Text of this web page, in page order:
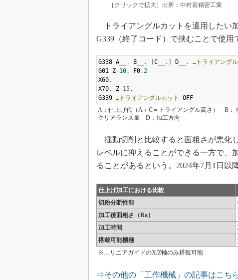
［クリックで拡大］出所：中村留精密工業
トライアングルカットを適用したい
G339（終了コード）で挟むことで使用
G338 A__ . B__ . C__ .] D__ . …トライアング
G01 Z-10. F0.2
X60.
X70. Z-15.
G339 …トライアングルカット
OFF
A：仕上げ代（A＋C＝トライアングル高さ） B：
クリアランス量 D：加工方向
揺動切削と比較すると面粗さが悪化
レベルに抑えることができる一方で、
ることがあるという。2024年7月1日以
仕上げ加工における比較
切粉分断性能
加工後面粗さ（Ra）
加工時間
搭載可能機種
※…リニアガイドのX/Z軸のみ搭載可能
⇒その他の「工作機械」の記事はこち